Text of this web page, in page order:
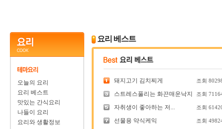
오늘의 요리
요리 베스트
맛있는 간식요리
나들이 요리
요리와 생활정보
요리 베스트
돼지고기 김치찌게 조회
스트레스풀리는 화끈매운낙지 조회
자취생이 좋아하는 저... 조회
선물용 약식케익 조회